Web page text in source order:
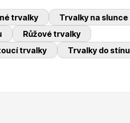
trvalky
Trvalky na slunce
Růžové trvalky
trvalky
Trvalky do stínu